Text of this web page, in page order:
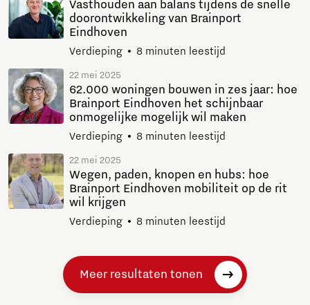
Vasthouden aan balans tijdens de snelle
doorontwikkeling van Brainport
Eindhoven
Verdieping 8 minuten leestijd
22 mei 2025
62.000 woningen bouwen in zes jaar: hoe
Brainport Eindhoven het schijnbaar
onmogelijke mogelijk wil maken
Verdieping 8 minuten leestijd
22 mei 2025
Wegen, paden, knopen en hubs: hoe
Brainport Eindhoven mobiliteit op de rit
wil krijgen
Verdieping 8 minuten leestijd
Meer resultaten tonen